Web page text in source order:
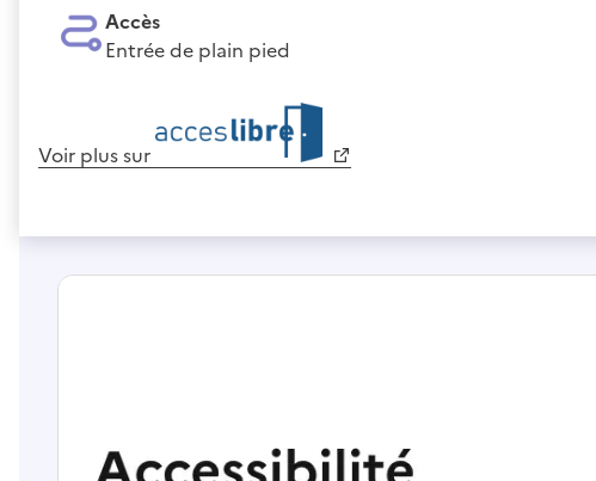
Accès
Entrée de plain pied
Voir plus sur